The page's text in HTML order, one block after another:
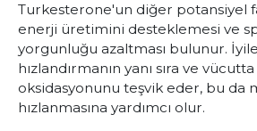
Turkesterone'un diğer potansiyel
enerji üretimini desteklemesi ve
yorgunluğu azaltması bulunur.
hızlandırmanın yanı sıra ve
oksidasyonunu teşvik eder, bu da
hızlanmasına yardımcı olur.